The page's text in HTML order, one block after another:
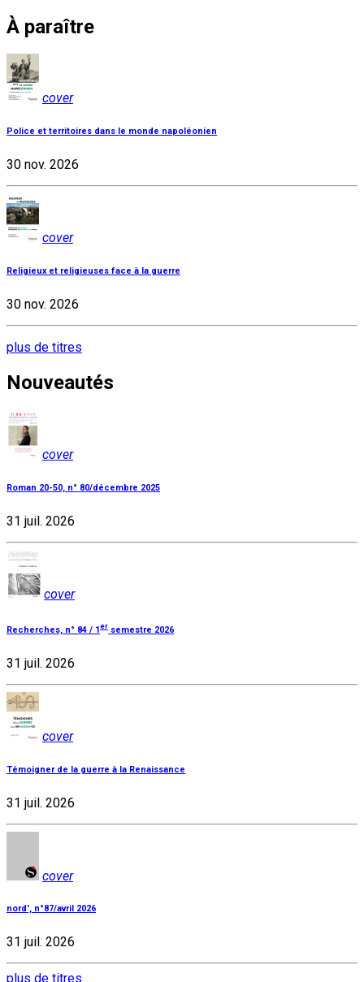
À paraître
cover
Police et territoires dans le monde napoléonien
30 nov. 2026
cover
Religieux et religieuses face à la guerre
30 nov. 2026
plus de titres
Nouveautés
cover
Roman 20-50, n° 80/décembre 2025
31 juil. 2026
cover
Recherches, n° 84 / 1er semestre 2026
31 juil. 2026
cover
Témoigner de la guerre à la Renaissance
31 juil. 2026
cover
nord', n°87/avril 2026
31 juil. 2026
plus de titres